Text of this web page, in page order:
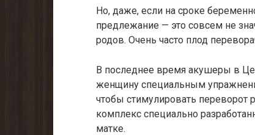
Но, даже, если на сроке
предлежание — это совсем не
родов. Очень часто плод
В последнее время акушеры в
женщину специальным
чтобы стимулировать
комплекс специально
матке.